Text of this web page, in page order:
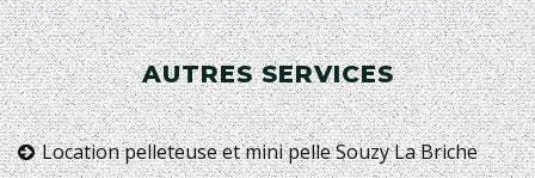
AUTRES SERVICES
Location pelleteuse et mini pelle Souzy La Briche